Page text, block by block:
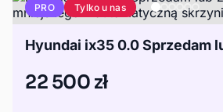
PRO Tylko u nas
22 500 zł